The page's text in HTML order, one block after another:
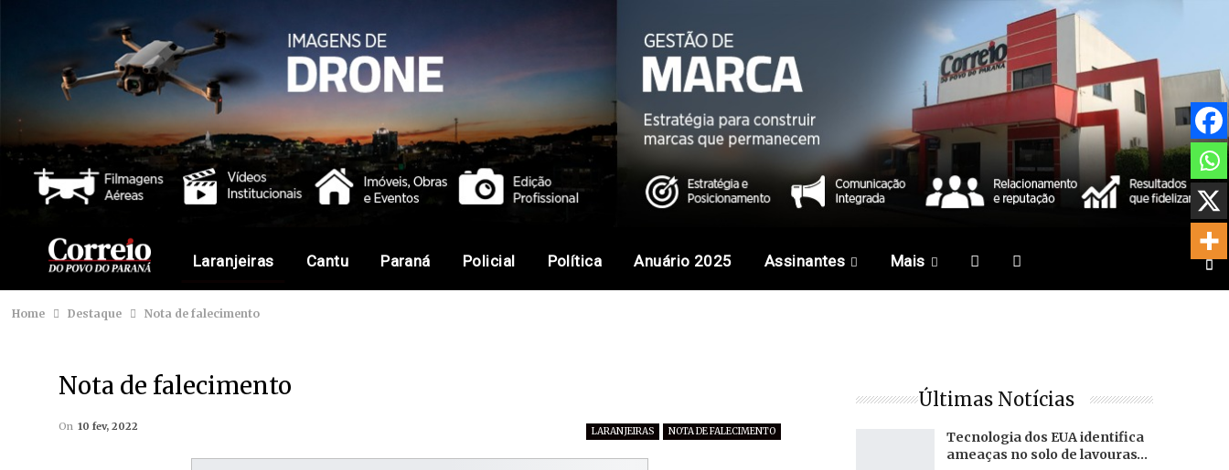
Laranjeiras Cantu Paraná Policial Política Anuário 2025 Assinantes Mais
Home Destaque Nota de falecimento
Nota de falecimento
LARANJEIRAS NOTA DE FALECIMENTO
On 10 fev, 2022
Últimas Notícias
Tecnologia dos EUA identifica
ameaças no solo de lavouras…